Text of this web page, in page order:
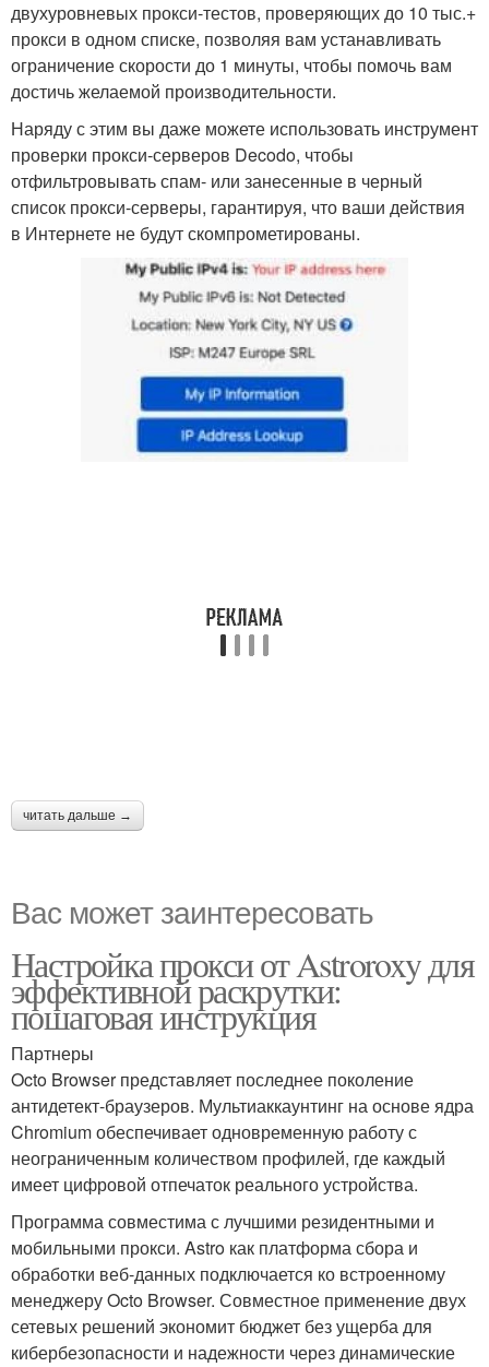
двухуровневых прокси-тестов, проверяющих до 10 тыс.+
прокси в одном списке, позволяя вам устанавливать
ограничение скорости до 1 минуты, чтобы помочь вам
достичь желаемой производительности.
Наряду с этим вы даже можете использовать инструмент
проверки прокси-серверов Decodo, чтобы
отфильтровывать спам- или занесенные в черный
список прокси-серверы, гарантируя, что ваши действия
в Интернете не будут скомпрометированы.
читать дальше →
Вас может заинтересовать
Настройка прокси от Astroroxy для
эффективной раскрутки:
пошаговая инструкция
Партнеры
Octo Browser представляет последнее поколение
антидетект-браузеров. Мультиаккаунтинг на основе ядра
Chromium обеспечивает одновременную работу с
неограниченным количеством профилей, где каждый
имеет цифровой отпечаток реального устройства.
Программа совместима с лучшими резидентными и
мобильными прокси. Astro как платформа сбора и
обработки веб-данных подключается ко встроенному
менеджеру Octo Browser. Совместное применение двух
сетевых решений экономит бюджет без ущерба для
кибербезопасности и надежности через динамические